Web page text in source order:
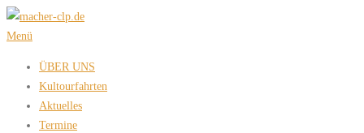
Zum
Inhalt
Menü
ÜBER UNS
Kultourfahrten
Aktuelles
Termine